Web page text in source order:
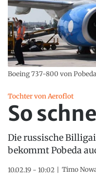
Boeing 737-800 von
Tochter von Aeroflot
So
Die russische
bekommt Pobeda
10.02.19 - 10:02 Timo